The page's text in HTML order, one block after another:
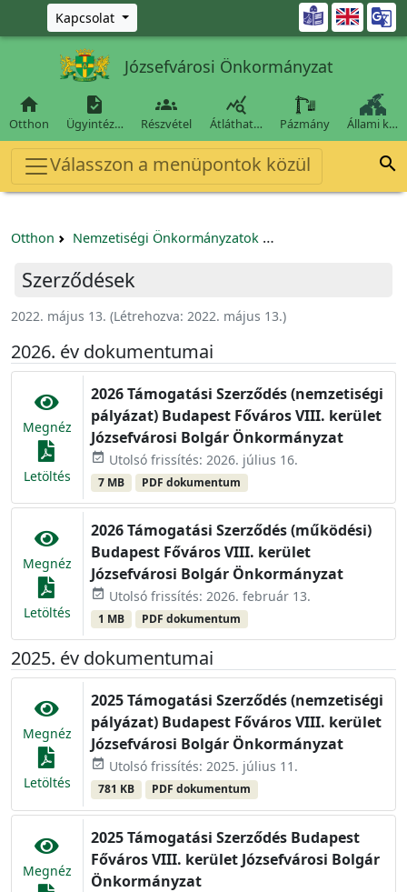
Ugrás a fő tartalomra
Kapcsolat 
Józsefvárosi Önkormányzat

Otthon

Ügyintéz…

Részvétel

Átláthat… Pázmány Állami k…
Válasszon a menüpontok közül 
Otthon Nemzetiségi Önkormányzatok
Szerződések
2022. május 13. (Létrehozva: 2022. május 13.)
2026. év dokumentumai
Megnéz
Letöltés
2026 Támogatási Szerződés (nemzetiségi
pályázat) Budapest Főváros VIII. kerület
Józsefvárosi Bolgár Önkormányzat
event_available Utolsó frissítés: 2026. július 16.
7 MB PDF dokumentum
Megnéz
Letöltés
2026 Támogatási Szerződés (működési)
Budapest Főváros VIII. kerület
Józsefvárosi Bolgár Önkormányzat
event_available Utolsó frissítés: 2026. február 13.
1 MB PDF dokumentum
2025. év dokumentumai
Megnéz
Letöltés
2025 Támogatási Szerződés (nemzetiségi
pályázat) Budapest Főváros VIII. kerület
Józsefvárosi Bolgár Önkormányzat
event_available Utolsó frissítés: 2025. július 11.
781 KB PDF dokumentum
Megnéz
2025 Támogatási Szerződés Budapest
Főváros VIII. kerület Józsefvárosi Bolgár
Önkormányzat